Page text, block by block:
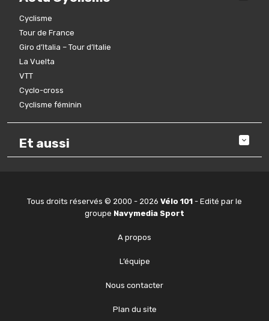
Cyclisme
Tour de France
Giro d’Italia – Tour d’Italie
La Vuelta
VTT
Cyclo-cross
Cyclisme féminin
Et aussi
Tous droits réservés © 2000 - 2026 Vélo 101 - Edité par le
groupe Navymedia Sport
A propos
L’équipe
Nous contacter
Plan du site